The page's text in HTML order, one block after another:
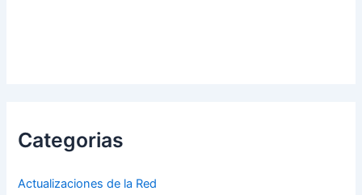
Categorias
Actualizaciones de la Red